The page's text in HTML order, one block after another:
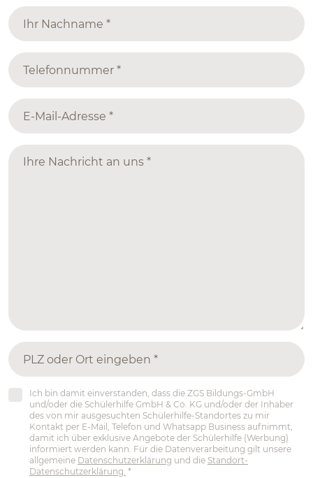
Ich bin damit einverstanden, dass die ZGS Bildungs-GmbH
und/oder die Schülerhilfe GmbH & Co. KG und/oder der Inhaber
des von mir ausgesuchten Schülerhilfe-Standortes zu mir
Kontakt per E-Mail, Telefon und Whatsapp Business aufnimmt,
damit ich über exklusive Angebote der Schülerhilfe (Werbung)
informiert werden kann. Für die Datenverarbeitung gilt unsere
allgemeine Datenschutzerklärung und die Standort-
Datenschutzerklärung. *